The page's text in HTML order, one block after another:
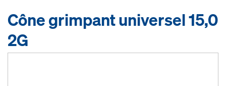
Cône grimpant universel 15,0
2G